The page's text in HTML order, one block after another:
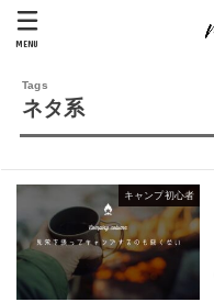
MENU
ネタ系
キャンプ初心者